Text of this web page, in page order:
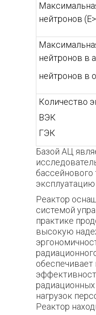
нейтронов
нейтронов в
нейтронов в
Количество
ВЭК
ГЭК
Базой АЦ
эксплуатацию
Реактор
системой
практике
высокую
обеспечивает
нагрузок
Реактор